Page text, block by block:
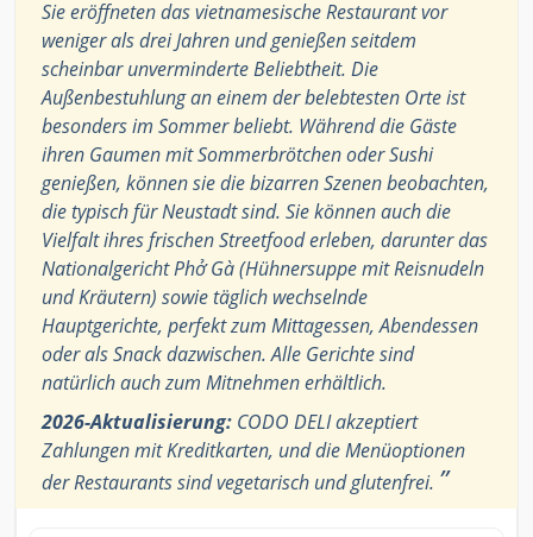
Sie eröffneten das vietnamesische Restaurant vor
weniger als drei Jahren und genießen seitdem
scheinbar unverminderte Beliebtheit. Die
Außenbestuhlung an einem der belebtesten Orte ist
besonders im Sommer beliebt. Während die Gäste
ihren Gaumen mit Sommerbrötchen oder Sushi
genießen, können sie die bizarren Szenen beobachten,
die typisch für Neustadt sind. Sie können auch die
Vielfalt ihres frischen Streetfood erleben, darunter das
Nationalgericht Phở Gà (Hühnersuppe mit Reisnudeln
und Kräutern) sowie täglich wechselnde
Hauptgerichte, perfekt zum Mittagessen, Abendessen
oder als Snack dazwischen. Alle Gerichte sind
natürlich auch zum Mitnehmen erhältlich.
2026-Aktualisierung: CODO DELI akzeptiert
Zahlungen mit Kreditkarten, und die Menüoptionen
der Restaurants sind vegetarisch und glutenfrei. ”